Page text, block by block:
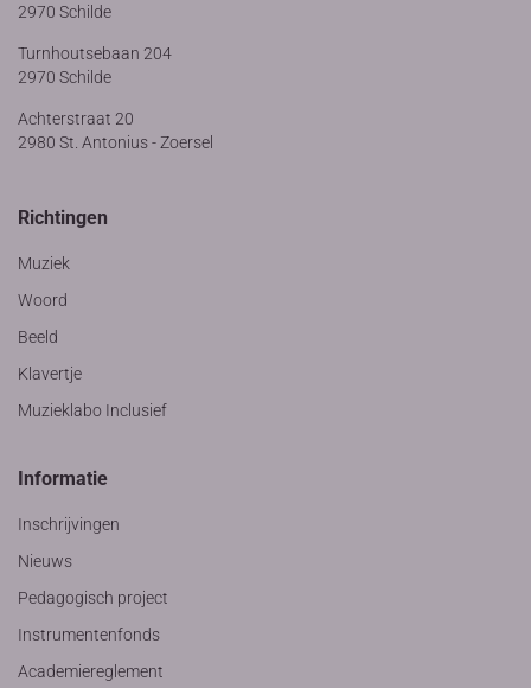
2970 Schilde
Turnhoutsebaan 204
2970 Schilde
Achterstraat 20
2980 St. Antonius - Zoersel
Richtingen
Muziek
Woord
Beeld
Klavertje
Muzieklabo Inclusief
Informatie
Inschrijvingen
Nieuws
Pedagogisch project
Instrumentenfonds
Academiereglement